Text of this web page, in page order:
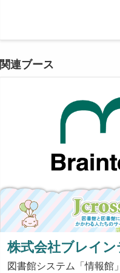
関連ブース
株式会社ブレイン
図書館システム「情報館